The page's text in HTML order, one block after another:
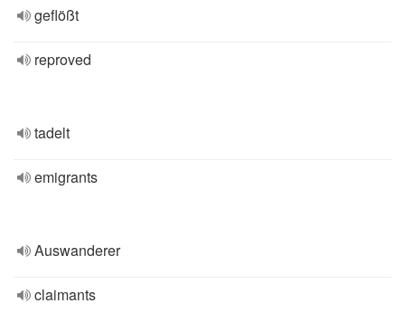
geflößt
reproved
tadelt
emigrants
Auswanderer
claimants